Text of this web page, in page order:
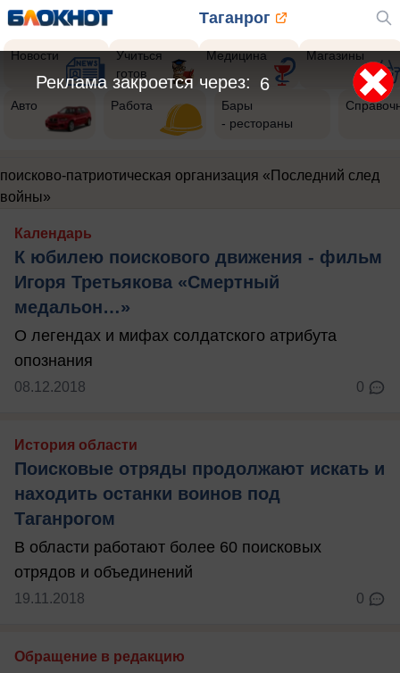
Таганрог
Новости
Учиться
готов
Медицина Магазины
Авто Работа
Бары
- рестораны
поисково-патриотическая организация «Последний след
войны»
Календарь
К юбилею поискового движения - фильм
Игоря Третьякова «Смертный
медальон…»
О легендах и мифах солдатского атрибута
опознания
08.12.2018 0
История области
Поисковые отряды продолжают искать и
находить останки воинов под
Таганрогом
В области работают более 60 поисковых
отрядов и объединений
19.11.2018 0
Обращение в редакцию
6
Реклама закроется через: